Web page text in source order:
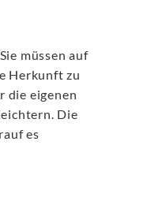
Sie müssen auf
Herkunft zu
die eigenen
Die
es